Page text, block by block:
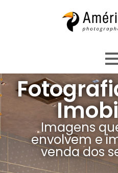
Imagens
envolvem e
venda dos